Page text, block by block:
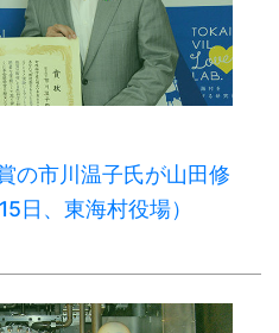
の市川温子氏が山田修
日、東海村役場）